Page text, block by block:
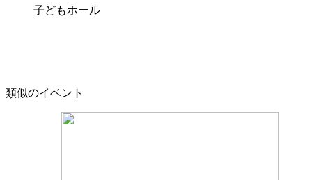
子どもホール
類似のイベント